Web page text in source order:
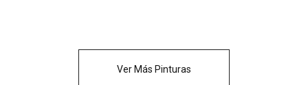
Ver Más Pinturas